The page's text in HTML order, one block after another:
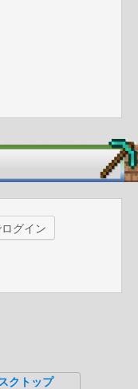
グイン
クトップ